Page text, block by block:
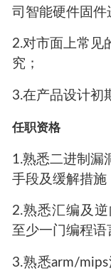
司智能硬件固件
2.对市面上常见
究；
3.在产品设计初
任职资格
1.熟悉二进制漏
手段及缓解措施
2.熟悉汇编及
至少一门编程语
3.熟悉arm/